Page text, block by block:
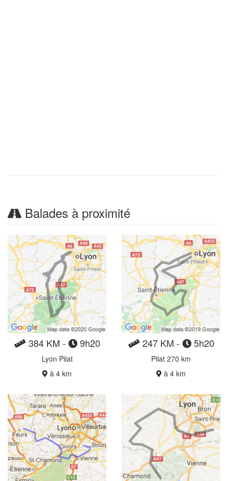
Balades à proximité
384 KM - 9h20
Lyon Pilat
à 4 km
247 KM - 5h20
Pilat 270 km
à 4 km